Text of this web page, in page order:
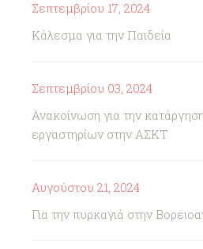
Σεπτεμβρίου 17, 2024
Κάλεσμα για την Παιδεία
Σεπτεμβρίου 03, 2024
Ανακοίνωση για την
εργαστηρίων στην ΑΣΚΤ
Αυγούστου 21, 2024
Για την πυρκαγιά στην